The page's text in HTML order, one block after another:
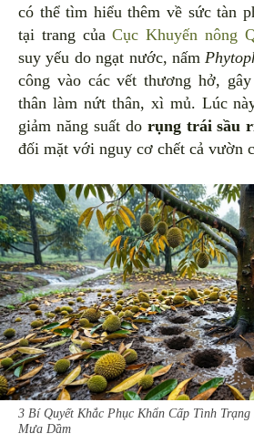
có thể tìm hiểu thêm về sức tàn
tại trang củaCục Khuyến nông
suy yếu do ngạt nước, nấm
công vào các vết thương hở,
thân làm nứt thân, xì mủ. Lúc
giảm năng suất do rụng trái sầu
đối mặt với nguy cơ chết cả vườn
3 Bí Quyết Khắc Phục Khẩn Cấp Tình
Mưa Dầm